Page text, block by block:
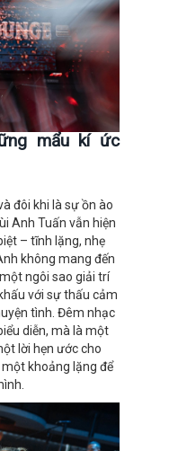
mẩu kí ức
đôi khi là sự ồn ào
Anh Tuấn vẫn hiện
– tĩnh lặng, nhẹ
không mang đến
ngôi sao giải trí
với sự thấu cảm
tình. Đêm nhạc
diễn, mà là một
lời hẹn ước cho
khoảng lặng để